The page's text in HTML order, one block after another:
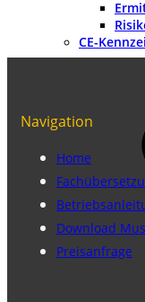
CE-
Navigation
Home
Download
Preisanfrage